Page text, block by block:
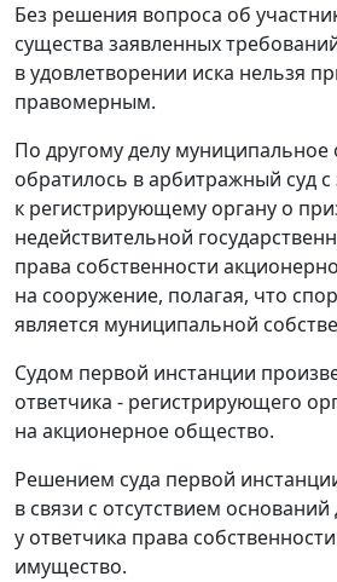
Без решения вопроса об
существа заявленных
в удовлетворении иска нельзя
правомерным.
По другому делу муниципальное
обратилось в арбитражный суд
к регистрирующему органу о
недействительной
права собственности
на сооружение, полагая, что
является муниципальной
Судом первой инстанции
ответчика - регистрирующего
на акционерное общество.
Решением суда первой
в связи с отсутствием
у ответчика права
имущество.